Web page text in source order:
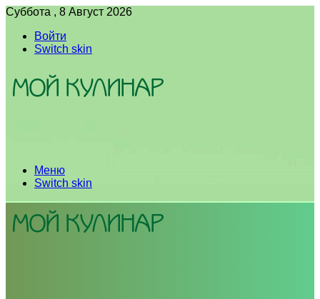
Суббота , 8 Август 2026
Войти
Switch skin
Меню
Switch skin